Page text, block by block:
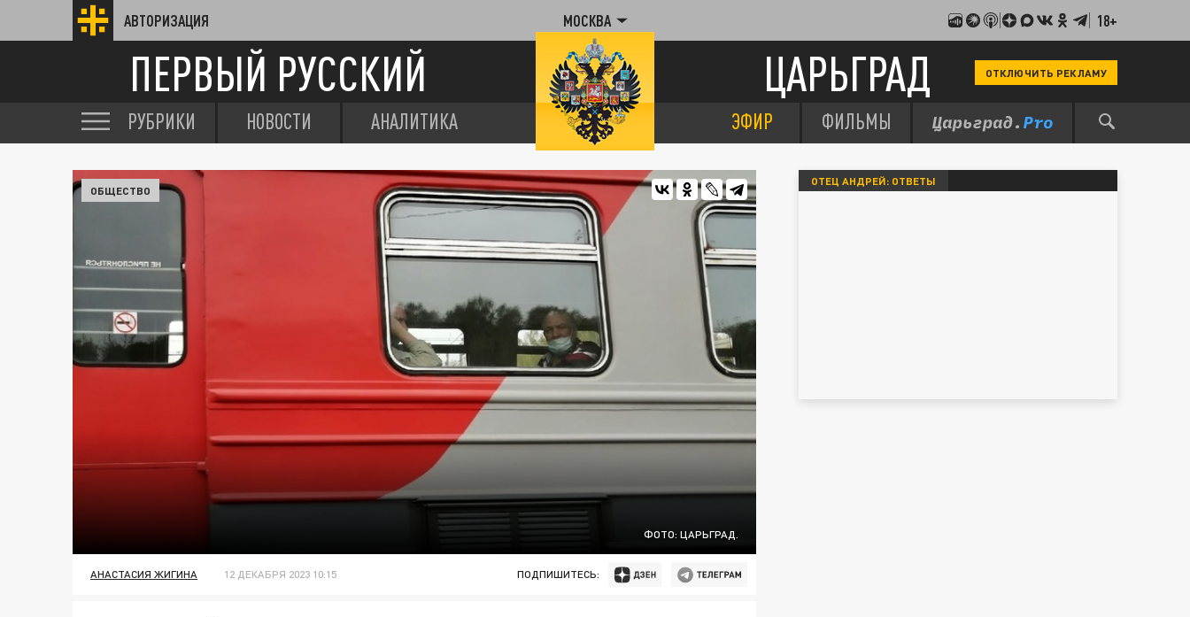
АВТОРИЗАЦИЯ МОСКВА 18+
ПЕРВЫЙ РУССКИЙ ЦАРЬГРАД ОТКЛЮЧИТЬ РЕКЛАМУ
РУБРИКИ НОВОСТИ АНАЛИТИКА ЭФИР ФИЛЬМЫ
ФОТО: ЦАРЬГРАД.
ОБЩЕСТВО
АНАСТАСИЯ ЖИГИНА 12 ДЕКАБРЯ 2023 10:15 ПОДПИШИТЕСЬ:
ОТЕЦ АНДРЕЙ: ОТВЕТЫ